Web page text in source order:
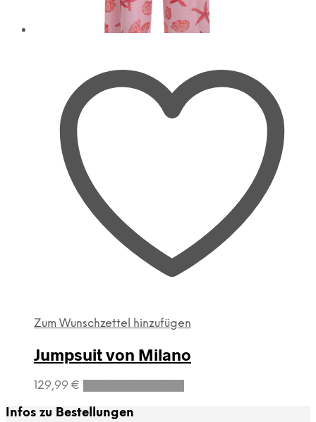
Zum Wunschzettel hinzufügen
Jumpsuit von Milano
129,99 €
Dieses
Infos zu Bestellungen